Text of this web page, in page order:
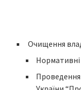
Очищення
Проведення